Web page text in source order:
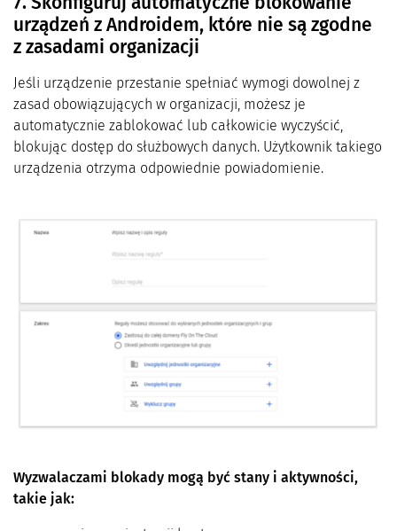
urządzeń z Androidem, które nie są zgodne
z zasadami organizacji
Jeśli urządzenie przestanie spełniać wymogi dowolnej z
zasad obowiązujących w organizacji, możesz je
automatycznie zablokować lub całkowicie wyczyścić,
blokując dostęp do służbowych danych. Użytkownik takiego
urządzenia otrzyma odpowiednie powiadomienie.
Wyzwalaczami blokady mogą być stany i aktywności,
takie jak: